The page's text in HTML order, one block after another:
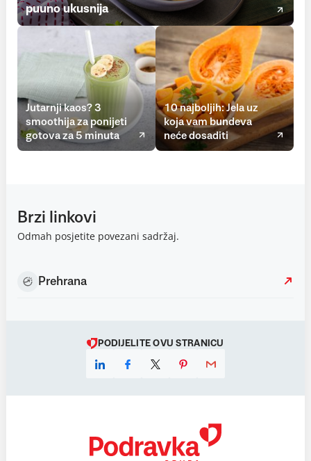
puuno ukusnija
Jutarnji kaos? 3
smoothija za ponijeti
gotova za 5 minuta
10 najboljih: Jela uz
koja vam bundeva
neće dosaditi
Brzi linkovi
Odmah posjetite povezani sadržaj.
Prehrana
PODIJELITE OVU STRANICU